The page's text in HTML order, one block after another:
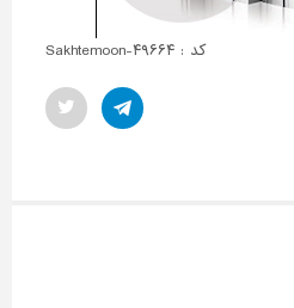
کد : Sakhtemoon-۴۹۶۶۴